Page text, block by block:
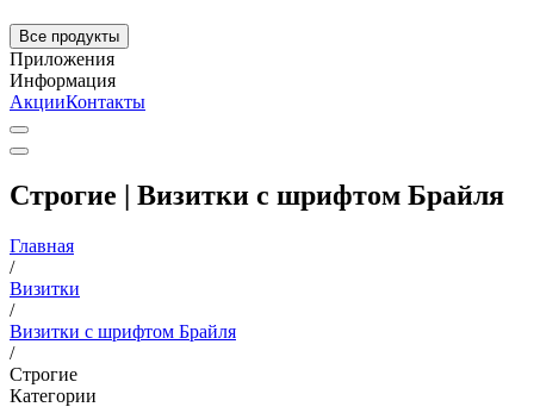
Все продукты
Приложения
Информация
АкцииКонтакты
Строгие | Визитки с шрифтом Брайля
Главная
/
Визитки
/
Визитки с шрифтом Брайля
/
Строгие
Категории